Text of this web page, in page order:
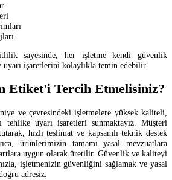
sayesinde, her işletme kendi güvenlik
uyarı işaretlerini kolaylıkla temin edebilir.
Etiket'i Tercih Etmelisiniz?
ve çevresindeki işletmelere yüksek kaliteli,
tehlike uyarı işaretleri sunmaktayız. Müşteri
hızlı teslimat ve kapsamlı teknik destek
ürünlerimizin tamamı yasal mevzuatlara
uygun olarak üretilir. Güvenlik ve kaliteyi
işletmenizin güvenliğini sağlamak ve yasal
adresiz.